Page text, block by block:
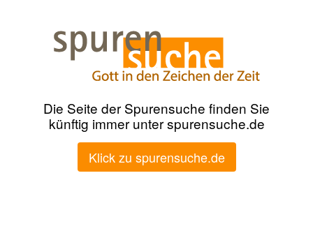
Die Seite der Spurensuche finden Sie
künftig immer unter spurensuche.de
Klick zu spurensuche.de